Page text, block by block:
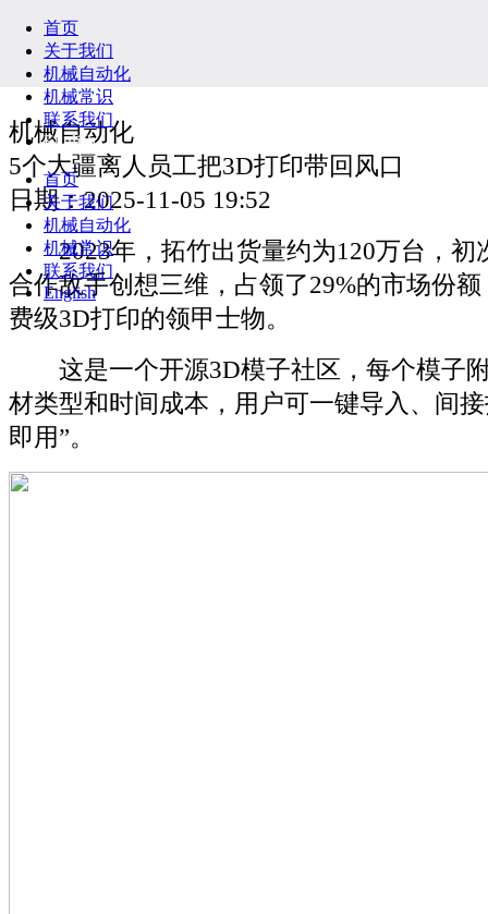
首页
关于我们
机械自动化
机械常识
联系我们
English
首页
关于我们
机械自动化
机械常识
联系我们
English
机械自动化
5个大疆离人员工把3D打印带回风口
日期：2025-11-05 19:52
2023年，拓竹出货量约为120万台，初
合作敌手创想三维，占领了29%的市场份
费级3D打印的领甲士物。
这是一个开源3D模子社区，每个模子
材类型和时间成本，用户可一键导入、间
即用”。